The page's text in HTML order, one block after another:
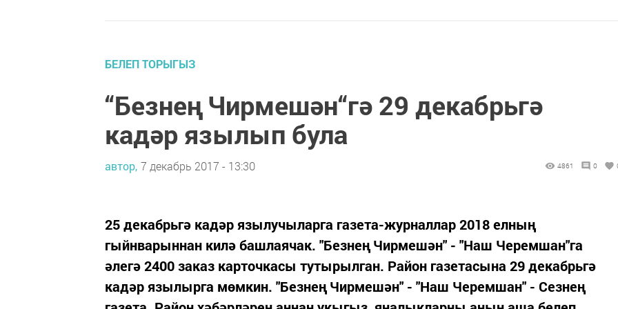
БЕЛЕП ТОРЫГЫЗ
“Безнең Чирмешән“гә 29 декабрьгә
кадәр язылып була
автор, 7 декабрь 2017 - 13:30 4861 0
25 декабрьгә кадәр язылучыларга газета-журналлар 2018 елның
гыйнварыннан килә башлаячак. "Безнең Чирмешән" - "Наш Черемшан"га
әлегә 2400 заказ карточкасы тутырылган. Район газетасына 29 декабрьгә
кадәр язылырга мөмкин. "Безнең Чирмешән" - "Наш Черемшан" - Сезнең